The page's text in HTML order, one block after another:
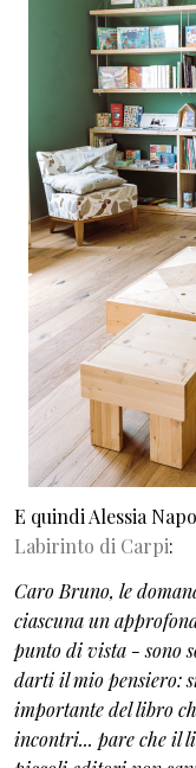
E quindi Alessia
Labirinto di Carpi:
Caro Bruno, le
ciascuna un
punto di vista - sono
darti il mio pensiero:
importante del libro
incontri... pare che il